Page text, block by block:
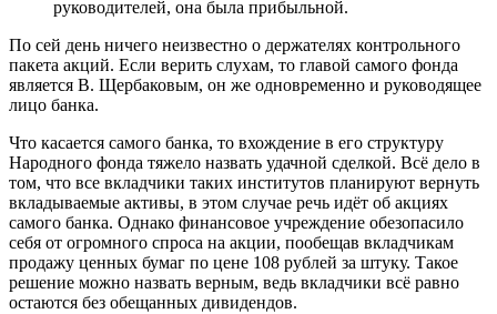
руководителей, она была прибыльной.
По сей день ничего неизвестно о держателях контрольного
пакета акций. Если верить слухам, то главой самого фонда
является В. Щербаковым, он же одновременно и руководящее
лицо банка.
Что касается самого банка, то вхождение в его структуру
Народного фонда тяжело назвать удачной сделкой. Всё дело в
том, что все вкладчики таких институтов планируют вернуть
вкладываемые активы, в этом случае речь идёт об акциях
самого банка. Однако финансовое учреждение обезопасило
себя от огромного спроса на акции, пообещав вкладчикам
продажу ценных бумаг по цене 108 рублей за штуку. Такое
решение можно назвать верным, ведь вкладчики всё равно
остаются без обещанных дивидендов.